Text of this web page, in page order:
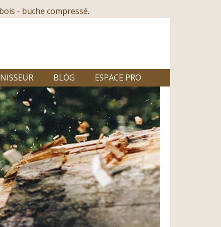
- buche compressé.
BLOG ESPACE PRO